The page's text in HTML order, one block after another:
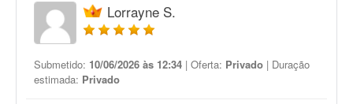
Lorrayne S.
Submetido: 10/06/2026 às 12:34 | Oferta: Privado | Duração
estimada: Privado